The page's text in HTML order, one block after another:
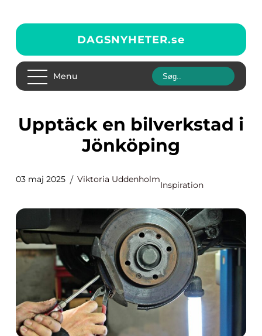
DAGSNYHETER.se
Menu
Upptäck en bilverkstad i
Jönköping
03 maj 2025 Viktoria Uddenholm
Inspiration